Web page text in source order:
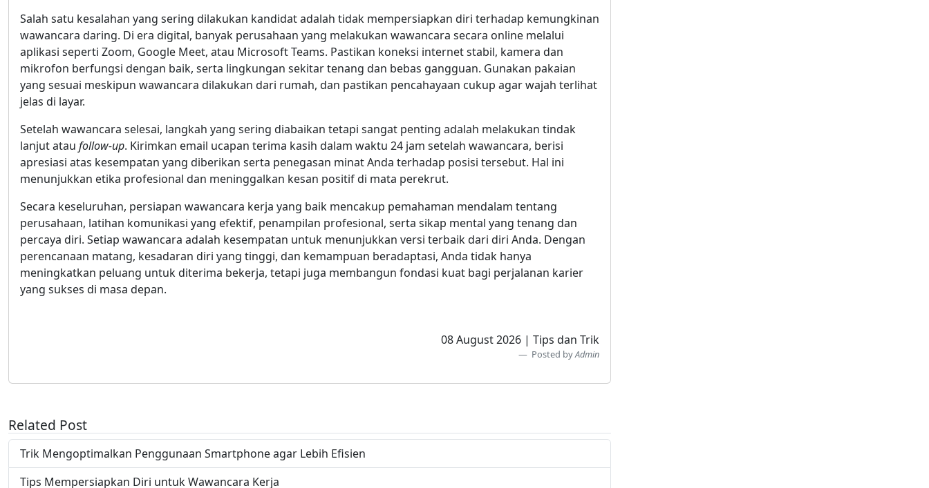
Salah satu kesalahan yang sering dilakukan kandidat adalah tidak mempersiapkan diri terhadap kemungkinan
wawancara daring. Di era digital, banyak perusahaan yang melakukan wawancara secara online melalui
aplikasi seperti Zoom, Google Meet, atau Microsoft Teams. Pastikan koneksi internet stabil, kamera dan
mikrofon berfungsi dengan baik, serta lingkungan sekitar tenang dan bebas gangguan. Gunakan pakaian
yang sesuai meskipun wawancara dilakukan dari rumah, dan pastikan pencahayaan cukup agar wajah terlihat
jelas di layar.
Setelah wawancara selesai, langkah yang sering diabaikan tetapi sangat penting adalah melakukan tindak
lanjut atau follow-up. Kirimkan email ucapan terima kasih dalam waktu 24 jam setelah wawancara, berisi
apresiasi atas kesempatan yang diberikan serta penegasan minat Anda terhadap posisi tersebut. Hal ini
menunjukkan etika profesional dan meninggalkan kesan positif di mata perekrut.
Secara keseluruhan, persiapan wawancara kerja yang baik mencakup pemahaman mendalam tentang
perusahaan, latihan komunikasi yang efektif, penampilan profesional, serta sikap mental yang tenang dan
percaya diri. Setiap wawancara adalah kesempatan untuk menunjukkan versi terbaik dari diri Anda. Dengan
perencanaan matang, kesadaran diri yang tinggi, dan kemampuan beradaptasi, Anda tidak hanya
meningkatkan peluang untuk diterima bekerja, tetapi juga membangun fondasi kuat bagi perjalanan karier
yang sukses di masa depan.
08 August 2026 | Tips dan Trik
Posted byAdmin
Related Post
Trik Mengoptimalkan Penggunaan Smartphone agar Lebih Efisien
Tips Mempersiapkan Diri untuk Wawancara Kerja